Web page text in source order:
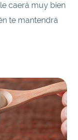
caerá muy bien
te mantendrá